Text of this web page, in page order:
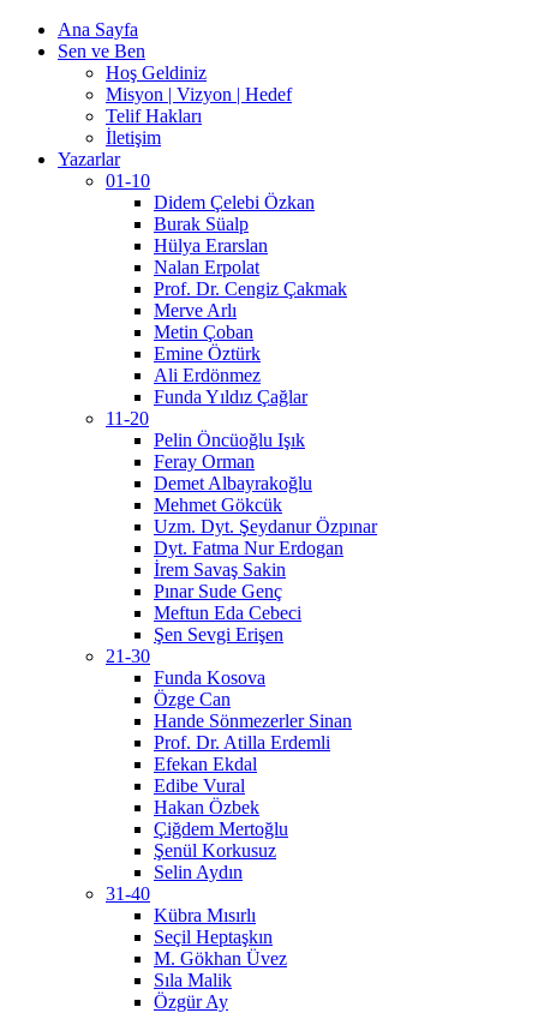
Ana Sayfa
Sen ve Ben
Hoş Geldiniz
Misyon | Vizyon | Hedef
Telif Hakları
İletişim
Yazarlar
01-10
Didem Çelebi Özkan
Burak Süalp
Hülya Erarslan
Nalan Erpolat
Prof. Dr. Cengiz Çakmak
Merve Arlı
Metin Çoban
Emine Öztürk
Ali Erdönmez
Funda Yıldız Çağlar
11-20
Pelin Öncüoğlu Işık
Feray Orman
Demet Albayrakoğlu
Mehmet Gökcük
Uzm. Dyt. Şeydanur Özpınar
Dyt. Fatma Nur Erdogan
İrem Savaş Sakin
Pınar Sude Genç
Meftun Eda Cebeci
Şen Sevgi Erişen
21-30
Funda Kosova
Özge Can
Hande Sönmezerler Sinan
Prof. Dr. Atilla Erdemli
Efekan Ekdal
Edibe Vural
Hakan Özbek
Çiğdem Mertoğlu
Şenül Korkusuz
Selin Aydın
31-40
Kübra Mısırlı
Seçil Heptaşkın
M. Gökhan Üvez
Sıla Malik
Özgür Ay